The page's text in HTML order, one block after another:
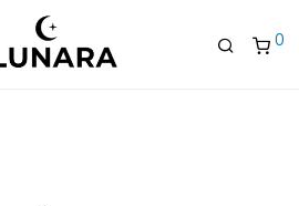
0